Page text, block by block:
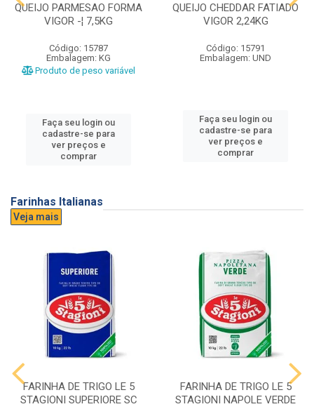
QUEIJO PARMESAO FORMA
VIGOR -¦ 7,5KG
Código: 15787
Embalagem: KG
Produto de peso variável
Faça seu login ou
cadastre-se para
ver preços e
comprar
QUEIJO CHEDDAR FATIADO
VIGOR 2,24KG
Código: 15791
Embalagem: UND
Faça seu login ou
cadastre-se para
ver preços e
comprar
Farinhas Italianas
Veja mais
FARINHA DE TRIGO LE 5
STAGIONI SUPERIORE SC
FARINHA DE TRIGO LE 5
STAGIONI NAPOLE VERDE